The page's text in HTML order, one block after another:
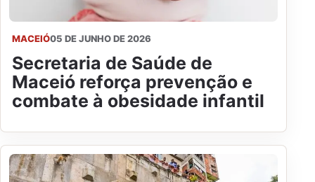
MACEIÓ05 DE JUNHO DE 2026
Secretaria de Saúde de
Maceió reforça prevenção e
combate à obesidade infantil